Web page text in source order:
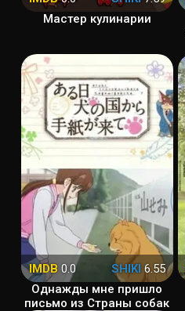
Мастер кулинарии
IMDB0.0 SHIKI6.55
Однажды мне пришло
письмо из Страны собак